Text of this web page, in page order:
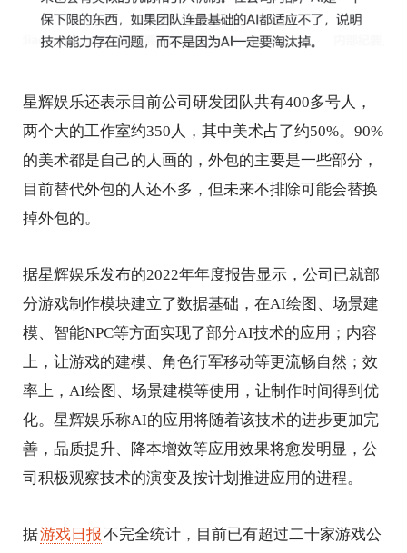
星辉娱乐还表示目前公司研发团队共有400多号人，
两个大的工作室约350人，其中美术占了约50%。90%
的美术都是自己的人画的，外包的主要是一些部分，
目前替代外包的人还不多，但未来不排除可能会替换
掉外包的。
据星辉娱乐发布的2022年年度报告显示，公司已就部
分游戏制作模块建立了数据基础，在AI绘图、场景建
模、智能NPC等方面实现了部分AI技术的应用；内容
上，让游戏的建模、角色行军移动等更流畅自然；效
率上，AI绘图、场景建模等使用，让制作时间得到优
化。星辉娱乐称AI的应用将随着该技术的进步更加完
善，品质提升、降本增效等应用效果将愈发明显，公
司积极观察技术的演变及按计划推进应用的进程。
据游戏日报不完全统计，目前已有超过二十家游戏公